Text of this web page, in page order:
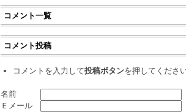
コメント一覧
コメント投稿
コメントを入力して投稿ボタンを押してくださ
名前
Ｅメール